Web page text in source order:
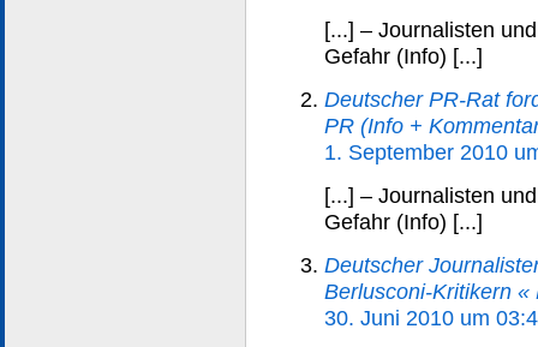
[...] – Journalisten
Gefahr (Info) [...]
Deutscher PR-Rat
PR (Info +
1. September 2010
[...] – Journalisten
Gefahr (Info) [...]
Deutscher
Berlusconi-Kritikern «
30. Juni 2010 um